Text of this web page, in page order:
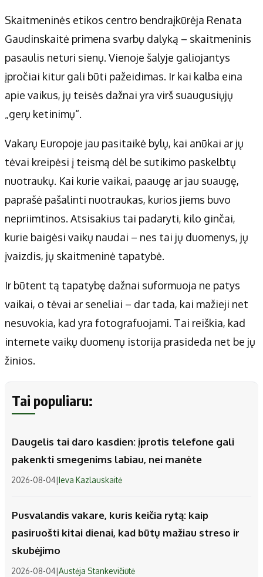
Skaitmeninės etikos centro bendraįkūrėja Renata
Gaudinskaitė primena svarbų dalyką – skaitmeninis
pasaulis neturi sienų. Vienoje šalyje galiojantys
įpročiai kitur gali būti pažeidimas. Ir kai kalba eina
apie vaikus, jų teisės dažnai yra virš suaugusiųjų
„gerų ketinimų“.
Vakarų Europoje jau pasitaikė bylų, kai anūkai ar jų
tėvai kreipėsi į teismą dėl be sutikimo paskelbtų
nuotraukų. Kai kurie vaikai, paaugę ar jau suaugę,
paprašė pašalinti nuotraukas, kurios jiems buvo
nepriimtinos. Atsisakius tai padaryti, kilo ginčai,
kurie baigėsi vaikų naudai – nes tai jų duomenys, jų
įvaizdis, jų skaitmeninė tapatybė.
Ir būtent tą tapatybę dažnai suformuoja ne patys
vaikai, o tėvai ar seneliai – dar tada, kai mažieji net
nesuvokia, kad yra fotografuojami. Tai reiškia, kad
internete vaikų duomenų istorija prasideda net be jų
žinios.
Tai populiaru:
Daugelis tai daro kasdien: įprotis telefone gali
pakenkti smegenims labiau, nei manėte
2026-08-04|Ieva Kazlauskaitė
Pusvalandis vakare, kuris keičia rytą: kaip
pasiruošti kitai dienai, kad būtų mažiau streso ir
skubėjimo
2026-08-04|Austėja Stankevičiūtė